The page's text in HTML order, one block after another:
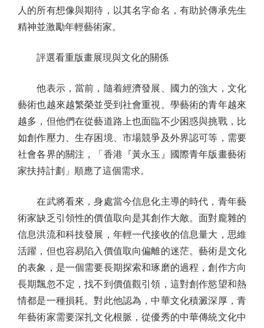
人的所有想像與期待，以其名字命名，有助於傳承先生
精神並激勵年輕藝術家。
評選看重版畫展現與文化的關係
他表示，當前，隨着經濟發展、國力的強大，文化
藝術也越來越繁榮並受到社會重視。學藝術的青年越來
越多，但他們在從藝道路上也面臨不少困惑與挑戰，比
如創作壓力、生存困境、市場競爭及外界認可等，需要
社會各界的關注，「香港『黃永玉』國際青年版畫藝術
家扶持計劃」順應了這個需求。
在武將看來，身處當今信息化主導的時代，青年藝
術家缺乏引領性的價值取向是其創作大敵。面對龐雜的
信息洪流和科技發展，年輕一代接收的信息量大，思維
活躍，但也容易陷入價值取向偏離的迷茫。藝術是文化
的表象，是一個需要長期探索和琢磨的過程，創作方向
長期飄忽不定，找不到價值觀引領，這對創作慾望和熱
情都是一種損耗。對此他認為，中華文化積澱深厚，青
年藝術家需要深扎文化根脈，從優秀的中華傳統文化中